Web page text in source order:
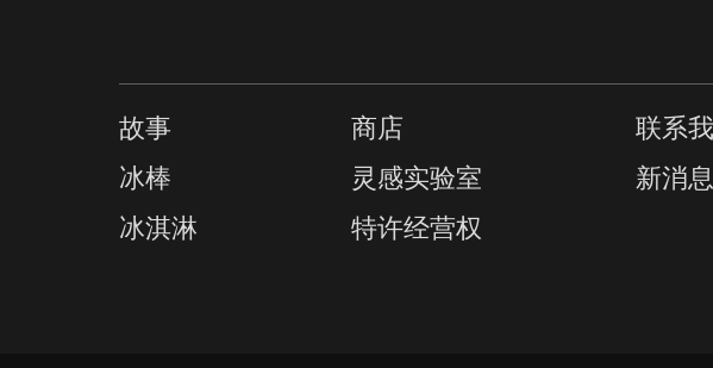
故事
冰棒
冰淇淋
商店
灵感实验室
特许经营权
联系
新消息